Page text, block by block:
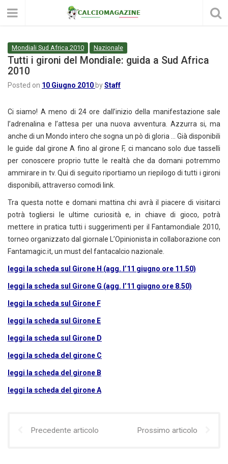
Mondiali Sud Africa 2010 Nazionale
Tutti i gironi del Mondiale: guida a Sud Africa
2010
Posted on 10 Giugno 2010 byStaff
Ci siamo! A meno di 24 ore dall’inizio della manifestazione sale
l’adrenalina e l’attesa per una nuova avventura. Azzurra si, ma
anche di un Mondo intero che sogna un pò di gloria … Già disponibili
le guide dal girone A fino al girone F, ci mancano solo due tasselli
per conoscere proprio tutte le realtà che da domani potremmo
ammirare in tv. Qui di seguito riportiamo un riepilogo di tutti i gironi
disponibili, attraverso comodi link.
Tra questa notte e domani mattina chi avrà il piacere di visitarci
potrà togliersi le ultime curiosità e, in chiave di gioco, potrà
mettere in pratica tutti i suggerimenti per il Fantamondiale 2010,
torneo organizzato dal giornale L’Opinionista in collaborazione con
Fantamagic.it, un must del fantacalcio nazionale.
leggi la scheda sul Girone H (agg. l’11 giugno ore 11.50)
leggi la scheda sul Girone G (agg. l’11 giugno ore 8.50)
leggi la scheda sul Girone F
leggi la scheda sul Girone E
leggi la scheda sul Girone D
leggi la scheda del girone C
leggi la scheda del girone B
leggi la scheda del girone A
Precedente articolo Prossimo articolo